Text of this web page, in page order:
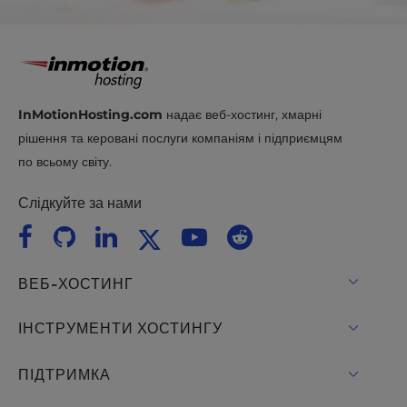
InMotionHosting.com надає веб-хостинг, хмарні
рішення та керовані послуги компаніям і підприємцям
по всьому світу.
Слідкуйте за нами
ВЕБ-ХОСТИНГ
Віртуальний хостинг
ІНСТРУМЕНТИ ХОСТИНГУ
WordPress
ПІДТРИМКА